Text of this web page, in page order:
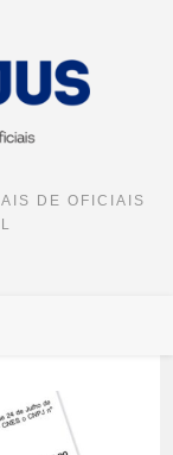
DE OFICIAIS